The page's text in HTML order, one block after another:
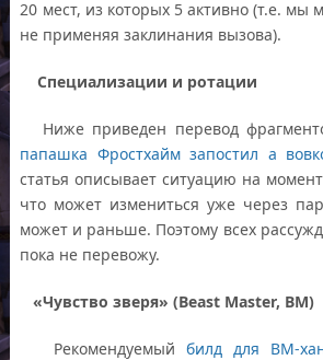
20 мест, из которых 5 активно (т.е. мы
не применяя заклинания вызова).
Специализации и ротации
Ниже приведен перевод
папашка Фростхайм запостил а
статья описывает ситуацию на
что может измениться уже через
может и раньше. Поэтому всех
пока не перевожу.
«Чувство зверя» (Beast Master, BM)
Рекомендуемыйбилд для BM-